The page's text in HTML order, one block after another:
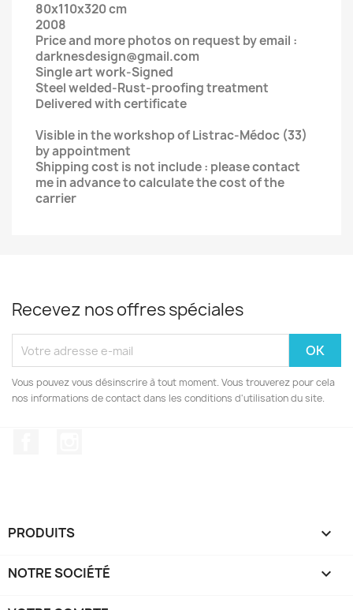
80x110x320 cm
2008
Price and more photos on request by email :
darknesdesign@gmail.com
Single art work-Signed
Steel welded-Rust-proofing treatment
Delivered with certificate
Visible in the workshop of Listrac-Médoc (33)
by appointment
Shipping cost is not include : please contact
me in advance to calculate the cost of the
carrier
Recevez nos offres spéciales
Vous pouvez vous désinscrire à tout moment. Vous trouverez pour cela
nos informations de contact dans les conditions d'utilisation du site.
PRODUITS 
NOTRE SOCIÉTÉ 